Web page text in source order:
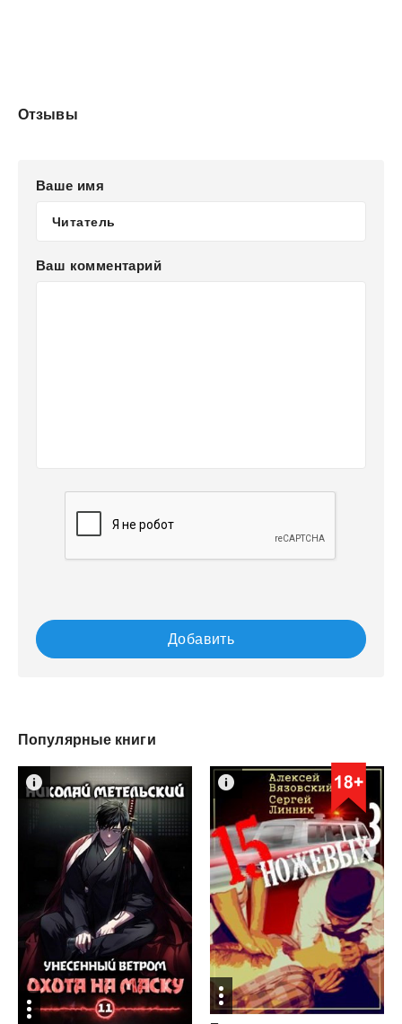
Отзывы
Ваше имя
Ваш комментарий
Добавить
Популярные книги